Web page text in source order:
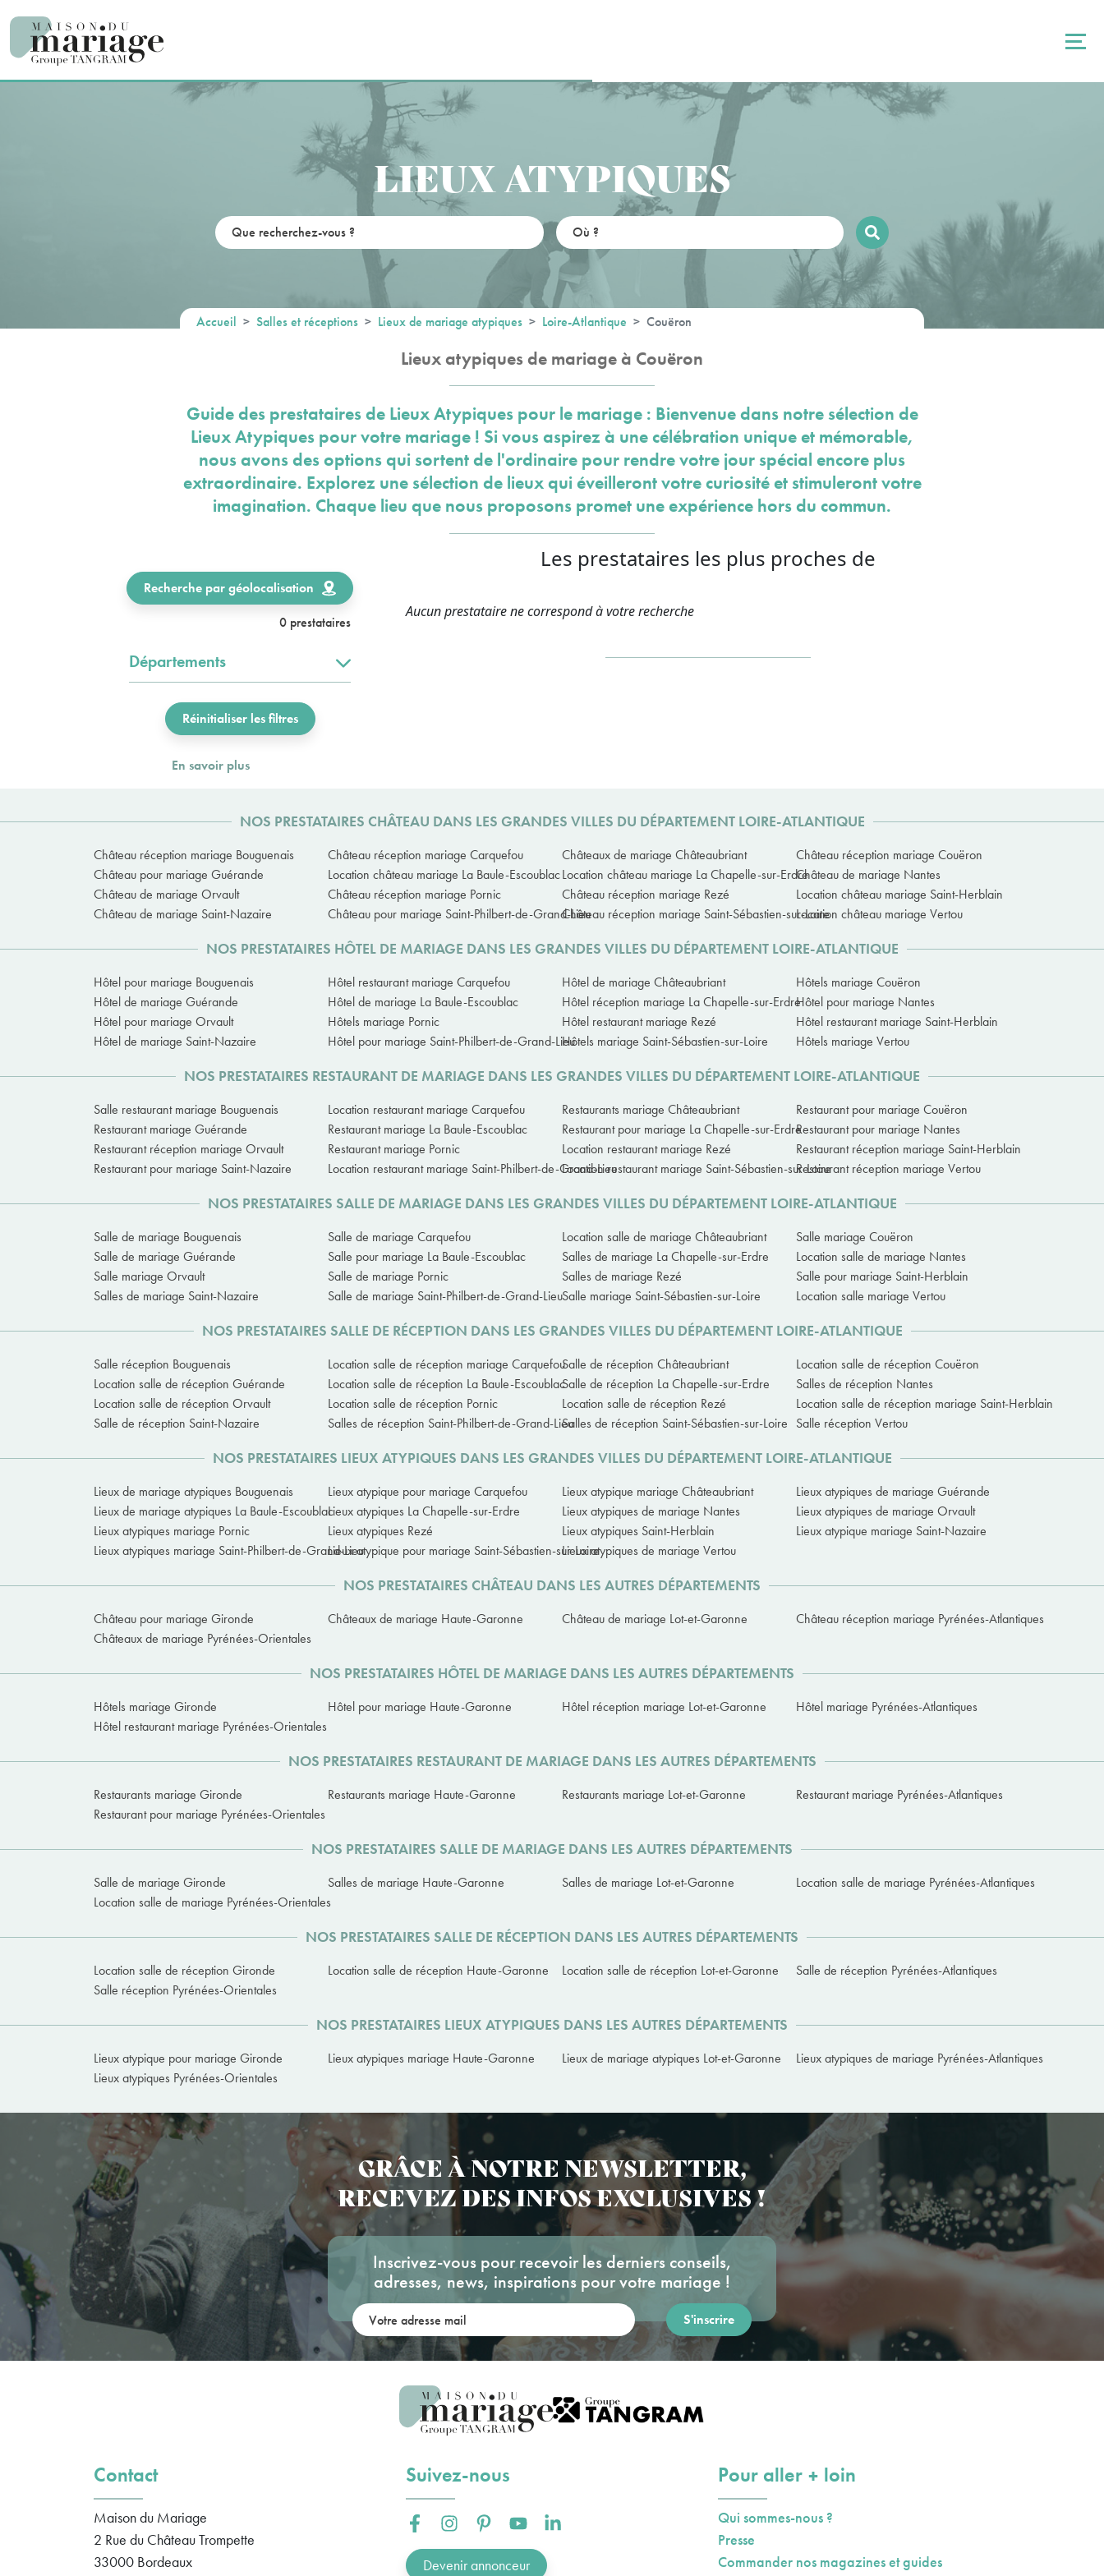
LIEUX ATYPIQUES
Accueil Salles et réceptions Lieux de mariage atypiques Loire-Atlantique Couëron
Lieux atypiques de mariage à Couëron
Guide des prestataires de Lieux Atypiques pour le mariage : Bienvenue dans notre sélection de
Lieux Atypiques pour votre mariage ! Si vous aspirez à une célébration unique et mémorable,
nous avons des options qui sortent de l'ordinaire pour rendre votre jour spécial encore plus
extraordinaire. Explorez une sélection de lieux qui éveilleront votre curiosité et stimuleront votre
imagination. Chaque lieu que nous proposons promet une expérience hors du commun.
Recherche par géolocalisation
0 prestataires
Départements
Réinitialiser les filtres
Les prestataires les plus proches de
Aucun prestataire ne correspond à votre recherche
En savoir plus
NOS PRESTATAIRES CHÂTEAU DANS LES GRANDES VILLES DU DÉPARTEMENT LOIRE-ATLANTIQUE
Château réception mariage Bouguenais Château réception mariage Carquefou Châteaux de mariage Châteaubriant
Château réception mariage Couëron
Château pour mariage Guérande
Location château mariage La Baule-EscoublacLocation château mariage La Chapelle-sur-ErdreChâteau de mariage Nantes
Château de mariage Orvault
Château réception mariage Pornic Château réception mariage Rezé
Location château mariage Saint-Herblain
Château de mariage Saint-Nazaire
Château pour mariage Saint-Philbert-de-Grand-LieuChâteau réception mariage Saint-Sébastien-sur-LoireLocation château mariage Vertou
NOS PRESTATAIRES HÔTEL DE MARIAGE DANS LES GRANDES VILLES DU DÉPARTEMENT LOIRE-ATLANTIQUE
Hôtel pour mariage Bouguenais Hôtel restaurant mariage Carquefou Hôtel de mariage Châteaubriant
Hôtels mariage Couëron
Hôtel de mariage Guérande
Hôtel de mariage La Baule-Escoublac Hôtel réception mariage La Chapelle-sur-ErdreHôtel pour mariage Nantes
Hôtel pour mariage Orvault
Hôtels mariage Pornic Hôtel restaurant mariage Rezé
Hôtel restaurant mariage Saint-Herblain
Hôtel de mariage Saint-Nazaire
Hôtel pour mariage Saint-Philbert-de-Grand-LieuHôtels mariage Saint-Sébastien-sur-Loire Hôtels mariage Vertou
NOS PRESTATAIRES RESTAURANT DE MARIAGE DANS LES GRANDES VILLES DU DÉPARTEMENT LOIRE-ATLANTIQUE
Salle restaurant mariage Bouguenais Location restaurant mariage Carquefou Restaurants mariage Châteaubriant
Restaurant pour mariage Couëron
Restaurant mariage Guérande
Restaurant mariage La Baule-Escoublac Restaurant pour mariage La Chapelle-sur-ErdreRestaurant pour mariage Nantes
Restaurant réception mariage Orvault
Restaurant mariage Pornic Location restaurant mariage Rezé
Restaurant réception mariage Saint-Herblain
Restaurant pour mariage Saint-Nazaire
Location restaurant mariage Saint-Philbert-de-Grand-LieuLocation restaurant mariage Saint-Sébastien-sur-LoireRestaurant réception mariage Vertou
NOS PRESTATAIRES SALLE DE MARIAGE DANS LES GRANDES VILLES DU DÉPARTEMENT LOIRE-ATLANTIQUE
Salle de mariage Bouguenais Salle de mariage Carquefou Location salle de mariage Châteaubriant
Salle mariage Couëron
Salle de mariage Guérande
Salle pour mariage La Baule-Escoublac Salles de mariage La Chapelle-sur-Erdre
Location salle de mariage Nantes
Salle mariage Orvault
Salle de mariage Pornic Salles de mariage Rezé
Salle pour mariage Saint-Herblain
Salles de mariage Saint-Nazaire
Salle de mariage Saint-Philbert-de-Grand-LieuSalle mariage Saint-Sébastien-sur-Loire Location salle mariage Vertou
NOS PRESTATAIRES SALLE DE RÉCEPTION DANS LES GRANDES VILLES DU DÉPARTEMENT LOIRE-ATLANTIQUE
Salle réception Bouguenais Location salle de réception mariage CarquefouSalle de réception Châteaubriant
Location salle de réception Couëron
Location salle de réception Guérande
Location salle de réception La Baule-EscoublacSalle de réception La Chapelle-sur-Erdre
Salles de réception Nantes
Location salle de réception Orvault
Location salle de réception Pornic Location salle de réception Rezé
Location salle de réception mariage Saint-Herblain
Salle de réception Saint-Nazaire
Salles de réception Saint-Philbert-de-Grand-LieuSalles de réception Saint-Sébastien-sur-Loire Salle réception Vertou
NOS PRESTATAIRES LIEUX ATYPIQUES DANS LES GRANDES VILLES DU DÉPARTEMENT LOIRE-ATLANTIQUE
Lieux de mariage atypiques Bouguenais Lieux atypique pour mariage Carquefou Lieux atypique mariage Châteaubriant
Lieux atypiques de mariage Guérande
Lieux de mariage atypiques La Baule-EscoublacLieux atypiques La Chapelle-sur-Erdre Lieux atypiques de mariage Nantes
Lieux atypiques de mariage Orvault
Lieux atypiques mariage Pornic
Lieux atypiques Rezé Lieux atypiques Saint-Herblain
Lieux atypique mariage Saint-Nazaire
Lieux atypiques mariage Saint-Philbert-de-Grand-LieuLieux atypique pour mariage Saint-Sébastien-sur-LoireLieux atypiques de mariage Vertou
NOS PRESTATAIRES CHÂTEAU DANS LES AUTRES DÉPARTEMENTS
Château pour mariage Gironde Châteaux de mariage Haute-Garonne Château de mariage Lot-et-Garonne
Château réception mariage Pyrénées-Atlantiques
Châteaux de mariage Pyrénées-Orientales
NOS PRESTATAIRES HÔTEL DE MARIAGE DANS LES AUTRES DÉPARTEMENTS
Hôtels mariage Gironde Hôtel pour mariage Haute-Garonne Hôtel réception mariage Lot-et-Garonne
Hôtel mariage Pyrénées-Atlantiques
Hôtel restaurant mariage Pyrénées-Orientales
NOS PRESTATAIRES RESTAURANT DE MARIAGE DANS LES AUTRES DÉPARTEMENTS
Restaurants mariage Gironde Restaurants mariage Haute-Garonne Restaurants mariage Lot-et-Garonne
Restaurant mariage Pyrénées-Atlantiques
Restaurant pour mariage Pyrénées-Orientales
NOS PRESTATAIRES SALLE DE MARIAGE DANS LES AUTRES DÉPARTEMENTS
Salle de mariage Gironde Salles de mariage Haute-Garonne Salles de mariage Lot-et-Garonne
Location salle de mariage Pyrénées-Atlantiques
Location salle de mariage Pyrénées-Orientales
NOS PRESTATAIRES SALLE DE RÉCEPTION DANS LES AUTRES DÉPARTEMENTS
Location salle de réception Gironde Location salle de réception Haute-Garonne Location salle de réception Lot-et-Garonne
Salle de réception Pyrénées-Atlantiques
Salle réception Pyrénées-Orientales
NOS PRESTATAIRES LIEUX ATYPIQUES DANS LES AUTRES DÉPARTEMENTS
Lieux atypique pour mariage Gironde Lieux atypiques mariage Haute-Garonne Lieux de mariage atypiques Lot-et-Garonne
Lieux atypiques de mariage Pyrénées-Atlantiques
Lieux atypiques Pyrénées-Orientales
GRÂCE À NOTRE NEWSLETTER,
RECEVEZ DES INFOS EXCLUSIVES !
Inscrivez-vous pour recevoir les derniers conseils,
adresses, news, inspirations pour votre mariage !
Votre adresse mail:
Contact
Maison du Mariage
2 Rue du Château Trompette
33000 Bordeaux
Suivez-nous
Facebook :Instagram :Pinterest :Youtube :Linkedin :
Devenir annonceur
Pour aller plusloin
Qui sommes-nous ?
Presse
Commander nos magazines et guides